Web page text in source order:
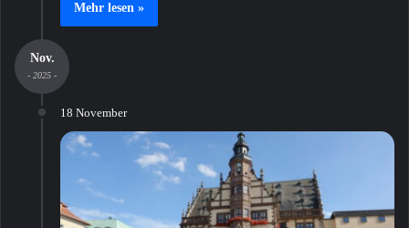
Mehr lesen »
Nov.
- 2025 -
18 November